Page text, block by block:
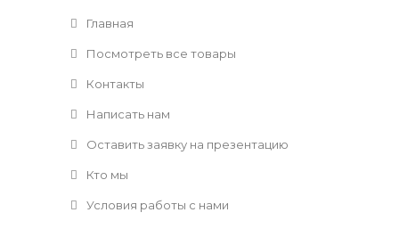
Главная
Посмотреть все товары
Контакты
Написать нам
Оставить заявку на презентацию
Кто мы
Условия работы с нами